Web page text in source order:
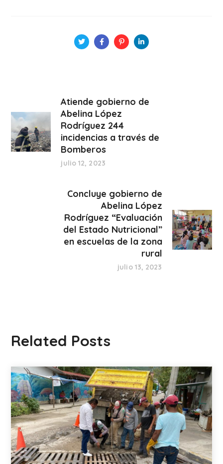
Atiende gobierno de
Abelina López
Rodríguez 244
incidencias a través de
Bomberos
julio 12, 2023
Concluye gobierno de
Abelina López
Rodríguez “Evaluación
del Estado Nutricional”
en escuelas de la zona
rural
julio 13, 2023
Related Posts